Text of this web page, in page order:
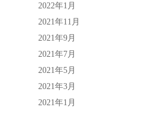
2022年1月
2021年11月
2021年9月
2021年7月
2021年5月
2021年3月
2021年1月